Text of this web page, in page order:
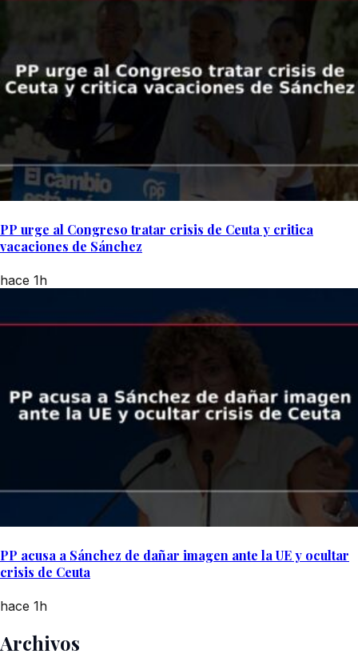
PP urge al Congreso tratar crisis de Ceuta y critica
vacaciones de Sánchez
hace 1h
PP acusa a Sánchez de dañar imagen ante la UE y ocultar
crisis de Ceuta
hace 1h
Archivos